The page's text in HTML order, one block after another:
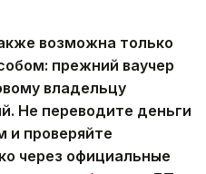
возможна только
прежний ваучер
владельцу
Не переводите деньги
и проверяйте
через официальные